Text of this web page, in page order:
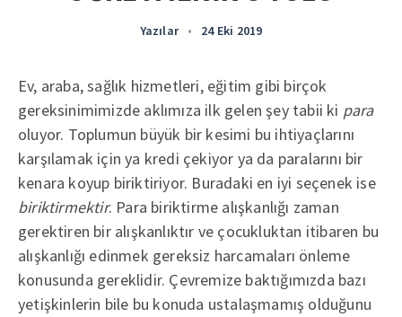
Yazılar • 24 Eki 2019
Ev, araba, sağlık hizmetleri, eğitim gibi birçok
gereksinimimizde aklımıza ilk gelen şey tabii ki para
oluyor. Toplumun büyük bir kesimi bu ihtiyaçlarını
karşılamak için ya kredi çekiyor ya da paralarını bir
kenara koyup biriktiriyor. Buradaki en iyi seçenek ise
biriktirmektir. Para biriktirme alışkanlığı zaman
gerektiren bir alışkanlıktır ve çocukluktan itibaren bu
alışkanlığı edinmek gereksiz harcamaları önleme
konusunda gereklidir. Çevremize baktığımızda bazı
yetişkinlerin bile bu konuda ustalaşmamış olduğunu